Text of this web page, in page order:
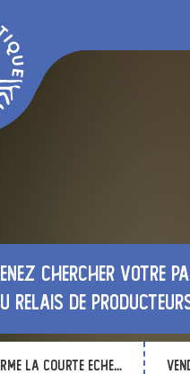
chercher votre
relais de
Ferme La Courte Echelle